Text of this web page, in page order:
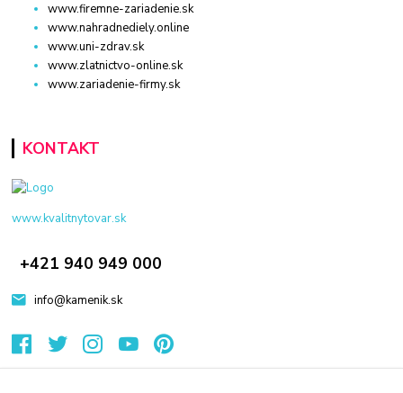
www.firemne-zariadenie.sk
www.nahradnediely.online
www.uni-zdrav.sk
www.zlatnictvo-online.sk
www.zariadenie-firmy.sk
KONTAKT
www.kvalitnytovar.sk
+421 940 949 000
info@kamenik.sk